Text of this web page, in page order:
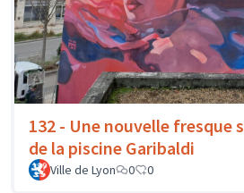
132 - Une nouvelle fresque
de la piscine Garibaldi
Ville de Lyon 0 0